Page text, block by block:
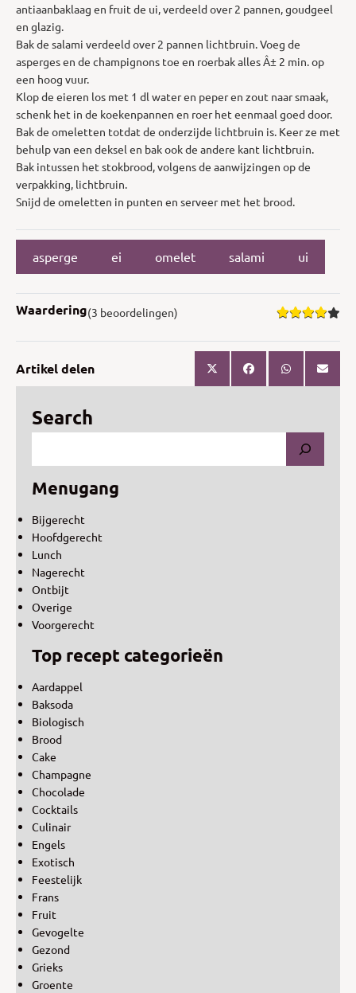
antiaanbaklaag en fruit de ui, verdeeld over 2 pannen, goudgeel
en glazig.
Bak de salami verdeeld over 2 pannen lichtbruin. Voeg de
asperges en de champignons toe en roerbak alles Â± 2 min. op
een hoog vuur.
Klop de eieren los met 1 dl water en peper en zout naar smaak,
schenk het in de koekenpannen en roer het eenmaal goed door.
Bak de omeletten totdat de onderzijde lichtbruin is. Keer ze met
behulp van een deksel en bak ook de andere kant lichtbruin.
Bak intussen het stokbrood, volgens de aanwijzingen op de
verpakking, lichtbruin.
Snijd de omeletten in punten en serveer met het brood.
asperge ei omelet salami ui
Waardering(3 beoordelingen)
Artikel delen
Search
Menugang
Bijgerecht
Hoofdgerecht
Lunch
Nagerecht
Ontbijt
Overige
Voorgerecht
Top recept categorieën
Aardappel
Baksoda
Biologisch
Brood
Cake
Champagne
Chocolade
Cocktails
Culinair
Engels
Exotisch
Feestelijk
Frans
Fruit
Gevogelte
Gezond
Grieks
Groente